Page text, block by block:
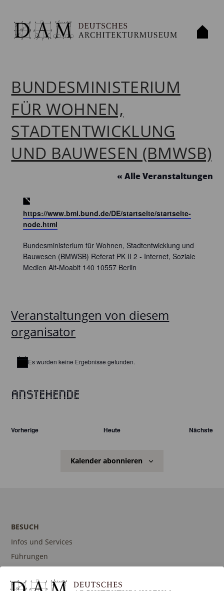
BUNDESMINISTERIUM
FÜR WOHNEN,
STADTENTWICKLUNG
UND BAUWESEN (BMWSB)
« Alle Veranstaltungen
https://www.bmi.bund.de/DE/startseite/startseite-
node.html
Bundesministerium für Wohnen, Stadtentwicklung und
Bauwesen (BMWSB) Referat PK II 2 - Internet, Soziale
Medien Alt-Moabit 140 10557 Berlin
Veranstaltungen von diesem
organisator
Hinweis
Es wurden keine Ergebnisse gefunden.
Anstehende
wählen.
VorherigeVeranstaltungen Heute
Nächste
Kalender abonnieren
BESUCH
Infos und Services
Führungen
Kontakt